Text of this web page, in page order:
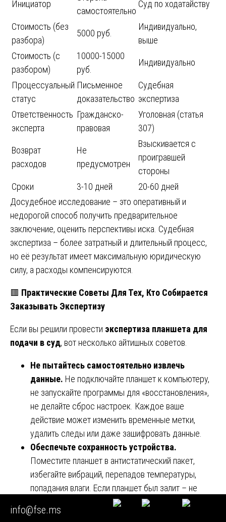
Инициатор
самостоятельно
Суд по ходатайству
Стоимость (без
разбора)
5000 руб.
Индивидуально,
выше
Стоимость (с
разбором)
10000-15000
руб.
Индивидуально
Процессуальный
статус
Письменное
доказательство
Судебная
экспертиза
Ответственность
эксперта
Гражданско-
правовая
Уголовная (статья
307)
Возврат
расходов
Не
предусмотрен
Взыскивается с
проигравшей
стороны
Сроки
3-10 дней
20-60 дней
Досудебное исследование – это оперативный и
недорогой способ получить предварительное
заключение, оценить перспективы иска. Судебная
экспертиза – более затратный и длительный процесс,
но её результат имеет максимальную юридическую
силу, а расходы компенсируются.
🟥 Практические Советы Для Тех, Кто Собирается
Заказывать Экспертизу
Если вы решили провести экспертиза планшета для
подачи в суд, вот несколько айтишных советов.
Не пытайтесь самостоятельно извлечь
данные. Не подключайте планшет к компьютеру,
не запускайте программы для «восстановления»,
не делайте сброс настроек. Каждое ваше
действие может изменить временные метки,
удалить следы или даже зашифровать данные.
Обеспечьте сохранность устройства.
Поместите планшет в антистатический пакет,
избегайте вибраций, перепадов температуры,
попадания влаги. Если планшет был залит – не
включайте его, а сразу передайте эксперту.
Сохраните все пароли и учётные данные.
info@fse.ms